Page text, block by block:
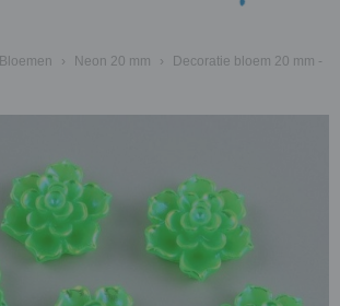
Bloemen › Neon 20 mm ›
Decoratie bloem 20 mm -